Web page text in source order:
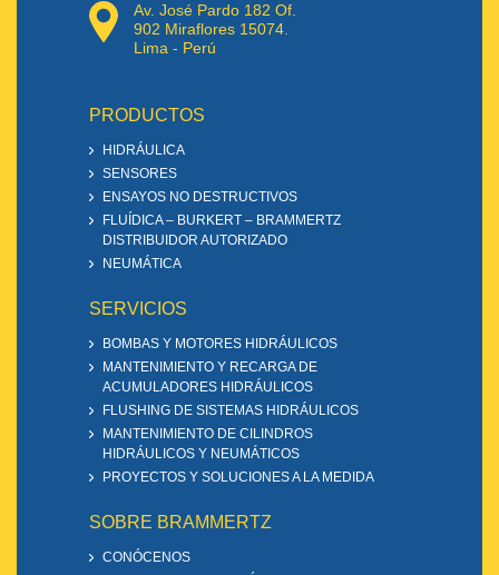
Av. José Pardo 182 Of.
902 Miraflores 15074.
Lima - Perú
PRODUCTOS
HIDRÁULICA
SENSORES
ENSAYOS NO DESTRUCTIVOS
FLUÍDICA – BURKERT – BRAMMERTZ
DISTRIBUIDOR AUTORIZADO
NEUMÁTICA
SERVICIOS
BOMBAS Y MOTORES HIDRÁULICOS
MANTENIMIENTO Y RECARGA DE
ACUMULADORES HIDRÁULICOS
FLUSHING DE SISTEMAS HIDRÁULICOS
MANTENIMIENTO DE CILINDROS
HIDRÁULICOS Y NEUMÁTICOS
PROYECTOS Y SOLUCIONES A LA MEDIDA
SOBRE BRAMMERTZ
CONÓCENOS